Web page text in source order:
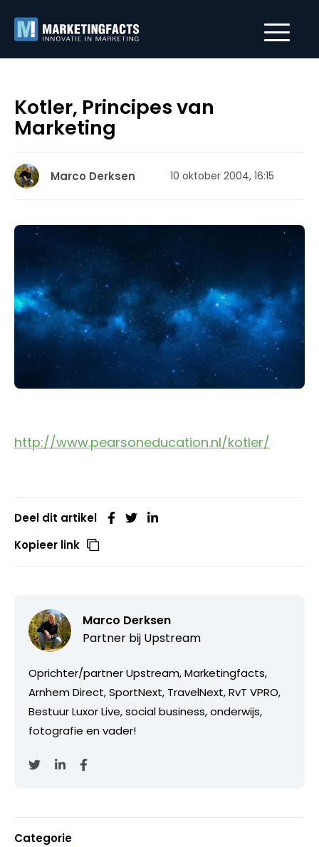
Kotler, Principes van
Marketing
Marco Derksen 10 oktober 2004, 16:15
http://www.pearsoneducation.nl/kotler/
Deel dit artikel
Kopieer link
Marco Derksen
Partner bij Upstream
Oprichter/partner Upstream, Marketingfacts,
Arnhem Direct, SportNext, TravelNext, RvT VPRO,
Bestuur Luxor Live, social business, onderwijs,
fotografie en vader!
Categorie